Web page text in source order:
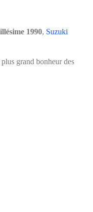
1990, Suzuki
grand bonheur des